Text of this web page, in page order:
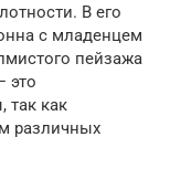
В его
с младенцем
пейзажа
это
так как
различных